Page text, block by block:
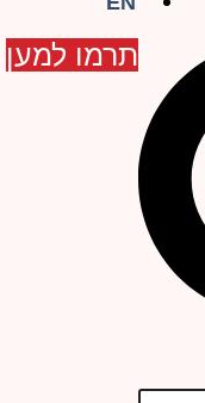
תרמו למען